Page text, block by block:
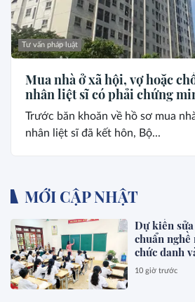
Tư vấn pháp luật
Mua nhà ở xã hội, vợ hoặc
nhân liệt sĩ có phải chứng
Trước băn khoăn về hồ sơ mua
nhân liệt sĩ đã kết hôn, Bộ...
MỚI CẬP NHẬT
Dự kiến
chuẩn
chức danh
10 giờ trước